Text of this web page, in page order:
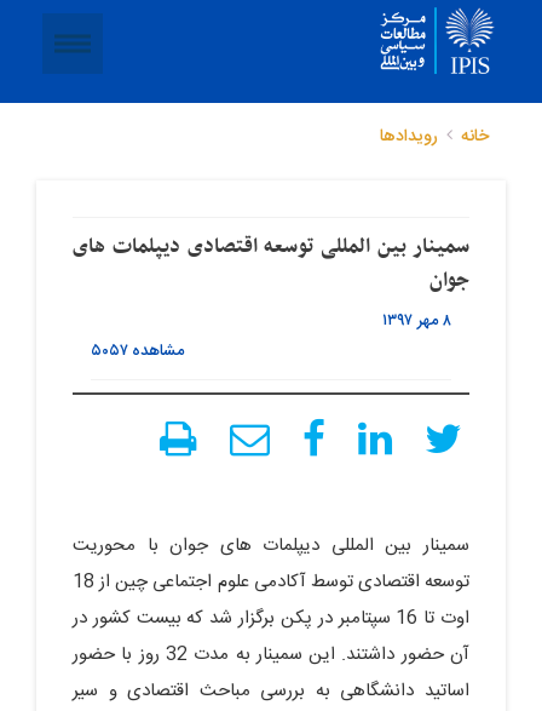
خانه رویدادها
سمینار بین المللی توسعه اقتصادی دیپلمات های
جوان
۸ مهر ۱۳۹۷
مشاهده۵۰۵۷
سمینار بین المللی دیپلمات های جوان با محوریت
توسعه اقتصادی توسط آکادمی علوم اجتماعی چین از 18
اوت تا 16 سپتامبر در پکن برگزار شد که بیست کشور در
آن حضور داشتند. این سمینار به مدت 32 روز با حضور
اساتید دانشگاهی به بررسی مباحث اقتصادی و سیر